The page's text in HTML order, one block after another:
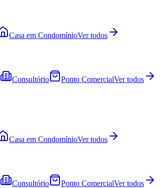
Casa em CondomínioVer todos
Consultório Ponto ComercialVer todos
Casa em CondomínioVer todos
Consultório Ponto ComercialVer todos